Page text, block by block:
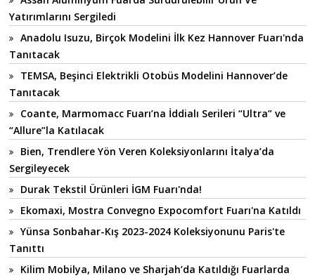
Yatırımlarını Sergiledi
Anadolu Isuzu, Birçok Modelini İlk Kez Hannover Fuarı'nda
Tanıtacak
TEMSA, Beşinci Elektrikli Otobüs Modelini Hannover’de
Tanıtacak
Coante, Marmomacc Fuarı’na İddialı Serileri “Ultra” ve
“Allure”la Katılacak
Bien, Trendlere Yön Veren Koleksiyonlarını İtalya’da
Sergileyecek
Durak Tekstil Ürünleri İGM Fuarı'nda!
Ekomaxi, Mostra Convegno Expocomfort Fuarı'na Katıldı
Yünsa Sonbahar-Kış 2023-2024 Koleksiyonunu Paris'te
Tanıttı
Kilim Mobilya, Milano ve Sharjah’da Katıldığı Fuarlarda